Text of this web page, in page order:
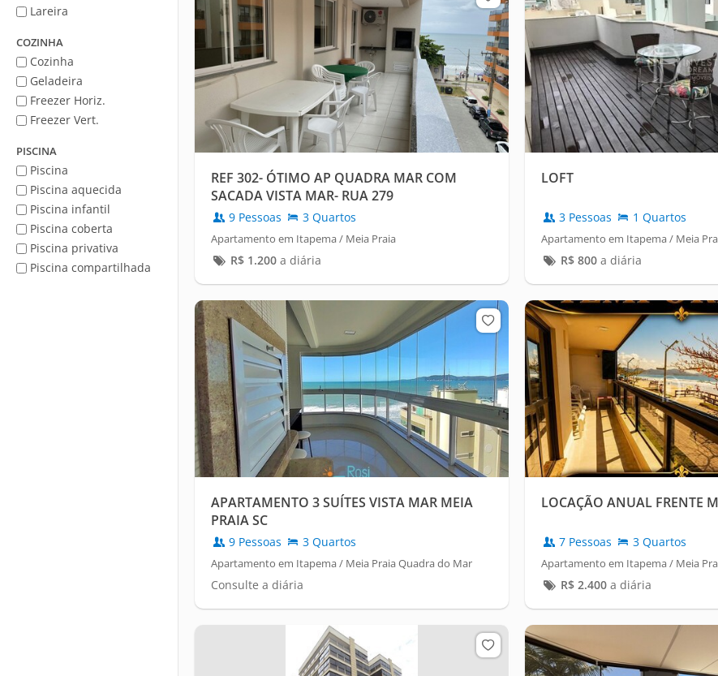
Lareira
COZINHA
Cozinha
Geladeira
Freezer Horiz.
Freezer Vert.
PISCINA
Piscina
Piscina aquecida
Piscina infantil
Piscina coberta
Piscina privativa
Piscina compartilhada
REF 302- ÓTIMO AP QUADRA MAR COM
SACADA VISTA MAR- RUA 279
9 Pessoas 3 Quartos
Apartamento em Itapema / Meia Praia
R$ 1.200a diária
LOFT
3 Pessoas 1 Quartos
Apartamento em Itapema / Meia
R$ 800a diária
APARTAMENTO 3 SUÍTES VISTA MAR MEIA
PRAIA SC
9 Pessoas 3 Quartos
Apartamento em Itapema / Meia Praia Quadra do Mar
Consulte a diária
LOCAÇÃO ANUAL FRENTE
7 Pessoas 3 Quartos
Apartamento em Itapema / Meia
R$ 2.400a diária